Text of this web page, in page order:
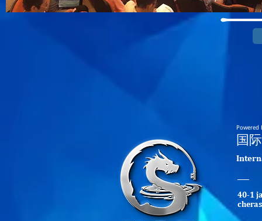
Powered
国
40-1